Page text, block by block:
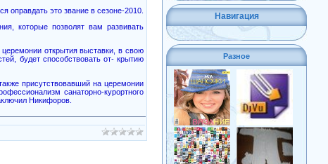
оправдать это звание в сезоне-2010.
которые позволят вам развивать
открытия выставки, в свою
будет способствовать от- крытию
присутствовавший на церемонии
санаторно-курортного
Никифоров.
Навигация
Разное